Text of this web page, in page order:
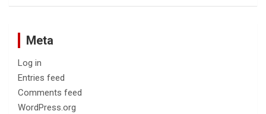
Meta
Log in
Entries feed
Comments feed
WordPress.org